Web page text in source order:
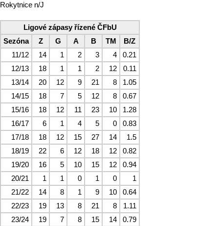
Rokytnice n/J
Ligové zápasy řízené ČFbU
Sezóna
Z G A B TM
B/Z
11/12
14 1 2 3 4
0.21
12/13
18 1 1 2 12
0.11
13/14
20 12 9 21 8
1.05
14/15
18 7 5 12 8
0.67
15/16
18 12 11 23 10
1.28
16/17
6 1 4 5 0
0.83
17/18
18 12 15 27 14
1.5
18/19
22 6 12 18 12
0.82
19/20
16 5 10 15 12
0.94
20/21
1 1 0 1 0
1
21/22
14 8 1 9 10
0.64
22/23
19 13 8 21 8
1.11
23/24
19 7 8 15 14
0.79